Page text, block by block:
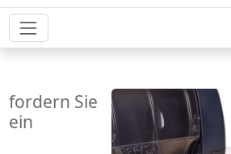
fordern Sie
ein